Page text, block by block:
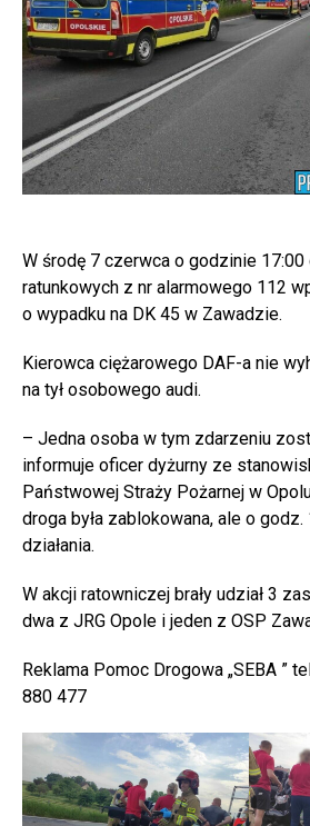
W środę 7 czerwca o godzinie 17:00
ratunkowych z nr alarmowego 112
o wypadku na DK 45 w Zawadzie.
Kierowca ciężarowego DAF-a nie
na tył osobowego audi.
– Jedna osoba w tym zdarzeniu
informuje oficer dyżurny ze
Państwowej Straży Pożarnej w
droga była zablokowana, ale o
działania.
W akcji ratowniczej brały udział 3
dwa z JRG Opole i jeden z OSP
Reklama Pomoc Drogowa „SEBA ”
880 477